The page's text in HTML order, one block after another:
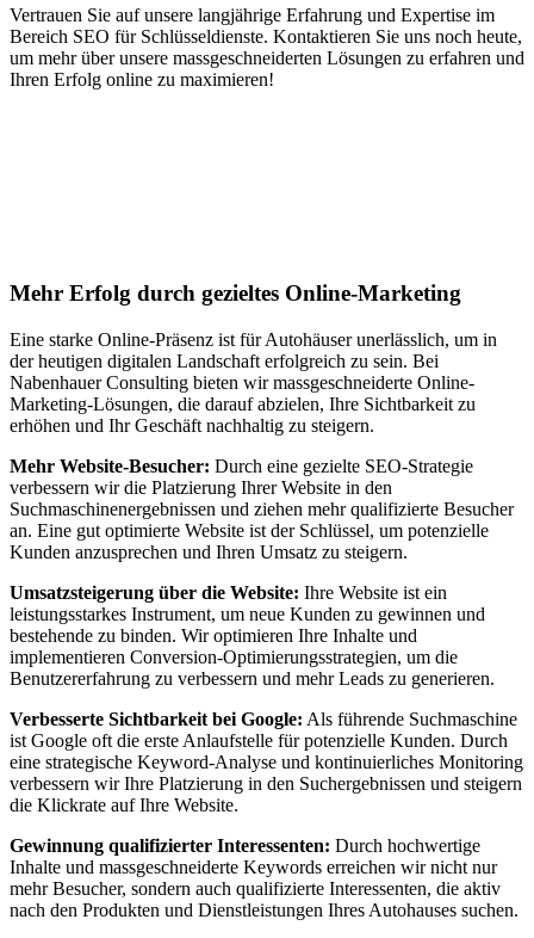
Vertrauen Sie auf unsere langjährige Erfahrung und Expertise im
Bereich SEO für Schlüsseldienste. Kontaktieren Sie uns noch heute,
um mehr über unsere massgeschneiderten Lösungen zu erfahren und
Ihren Erfolg online zu maximieren!
Mehr Erfolg durch gezieltes Online-Marketing
Eine starke Online-Präsenz ist für Autohäuser unerlässlich, um in
der heutigen digitalen Landschaft erfolgreich zu sein. Bei
Nabenhauer Consulting bieten wir massgeschneiderte Online-
Marketing-Lösungen, die darauf abzielen, Ihre Sichtbarkeit zu
erhöhen und Ihr Geschäft nachhaltig zu steigern.
Mehr Website-Besucher: Durch eine gezielte SEO-Strategie
verbessern wir die Platzierung Ihrer Website in den
Suchmaschinenergebnissen und ziehen mehr qualifizierte Besucher
an. Eine gut optimierte Website ist der Schlüssel, um potenzielle
Kunden anzusprechen und Ihren Umsatz zu steigern.
Umsatzsteigerung über die Website: Ihre Website ist ein
leistungsstarkes Instrument, um neue Kunden zu gewinnen und
bestehende zu binden. Wir optimieren Ihre Inhalte und
implementieren Conversion-Optimierungsstrategien, um die
Benutzererfahrung zu verbessern und mehr Leads zu generieren.
Verbesserte Sichtbarkeit bei Google: Als führende Suchmaschine
ist Google oft die erste Anlaufstelle für potenzielle Kunden. Durch
eine strategische Keyword-Analyse und kontinuierliches Monitoring
verbessern wir Ihre Platzierung in den Suchergebnissen und steigern
die Klickrate auf Ihre Website.
Gewinnung qualifizierter Interessenten: Durch hochwertige
Inhalte und massgeschneiderte Keywords erreichen wir nicht nur
mehr Besucher, sondern auch qualifizierte Interessenten, die aktiv
nach den Produkten und Dienstleistungen Ihres Autohauses suchen.